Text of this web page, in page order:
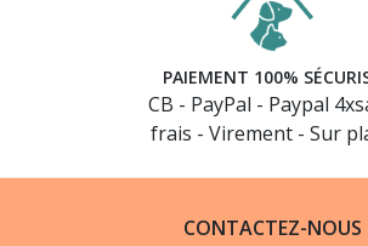
PAIEMENT 100%
CB - PayPal - Paypal
frais - Virement - Sur
CONTACTEZ-NOUS